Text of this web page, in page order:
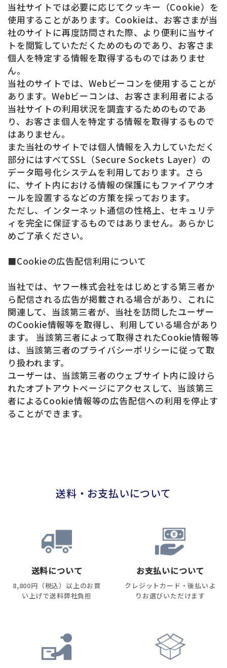
当社サイトでは必要に応じてクッキー（Cookie）を
使用することがあります。Cookieは、お客さまが当
社のサイトに再度訪問された際、より便利に当サイ
トを閲覧していただくためのものであり、お客さま
個人を特定する情報を取得するものではありませ
ん。
当社のサイトでは、Webビーコンを使用することが
あります。Webビーコンは、お客さま利用者による
当社サイトの利用状況を調査するためのものであ
り、お客さま個人を特定する情報を取得するもので
はありません。
また当社のサイトでは個人情報を入力していただく
部分にはすべてSSL（Secure Sockets Layer）の
データ暗号化システムを利用しております。さら
に、サイト内における情報の保護にもファイアウオ
ールを設置するなどの方策を採っております。
ただし、インターネット通信の性格上、セキュリテ
ィを完全に保証するものではありません。あらかじ
めご了承ください。
■Cookieの広告配信利用について
当社では、ヤフー株式会社をはじめとする第三者か
ら配信される広告が掲載される場合があり、これに
関連して、当該第三者が、当社を訪問したユーザー
のCookie情報等を取得し、利用している場合があり
ます。 当該第三者によって取得されたCookie情報等
は、当該第三者のプライバシーポリシーに従って取
り扱われます。
ユーザーは、当該第三者のウェブサイト内に設けら
れたオプトアウトページにアクセスして、当該第三
者によるCookie情報等の広告配信への利用を停止す
ることができます。
送料・お支払いについて
送料について
8,800円（税込）以上のお買
い上げで送料弊社負担
お支払いについて
クレジットカード・後払いよ
りお選びいただけます